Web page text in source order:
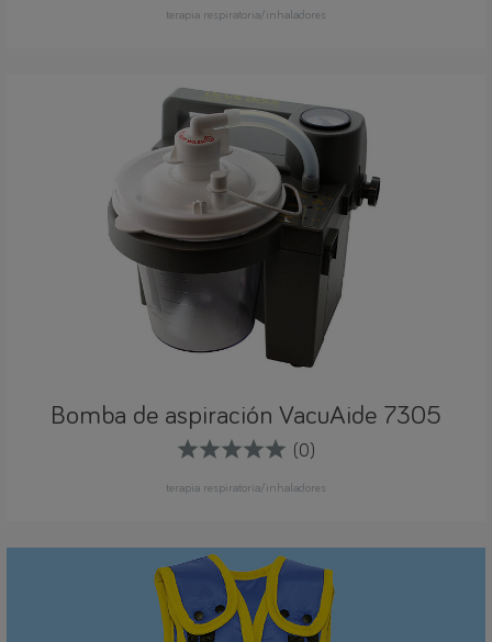
terapia respiratoria/inhaladores
Bomba de aspiración VacuAide 7305
(0)
terapia respiratoria/inhaladores